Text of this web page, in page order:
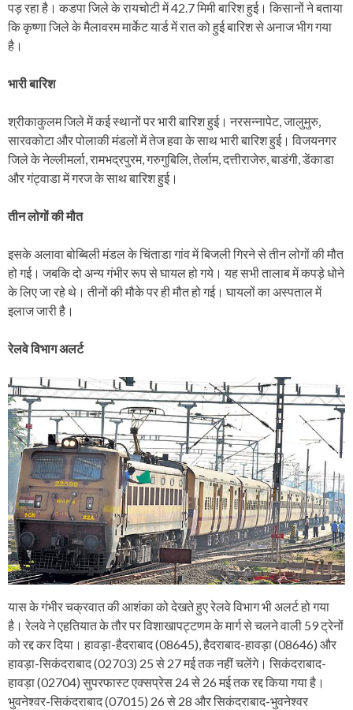
पड़ रहा है। कडपा जिले के रायचोटी में 42.7 मिमी बारिश हुई। किसानों ने बताया
कि कृष्णा जिले के मैलावरम मार्केट यार्ड में रात को हुई बारिश से अनाज भीग गया
है।
भारी बारिश
श्रीकाकुलम जिले में कई स्थानों पर भारी बारिश हुई। नरसन्नापेट, जालुमुरु,
सारवकोटा और पोलाकी मंडलों में तेज हवा के साथ भारी बारिश हुई। विजयनगर
जिले के नेल्लीमर्ला, रामभद्रपुरम, गरुगुबिलि, तेर्लाम, दत्तीराजेरु, बाडंगी, डेंकाडा
और गंट्वाडा में गरज के साथ बारिश हुई।
तीन लोगों की मौत
इसके अलावा बोब्बिली मंडल के चिंताडा गांव में बिजली गिरने से तीन लोगों की मौत
हो गई। जबकि दो अन्य गंभीर रूप से घायल हो गये। यह सभी तालाब में कपड़े धोने
के लिए जा रहे थे। तीनों की मौके पर ही मौत हो गई। घायलों का अस्पताल में
इलाज जारी है।
रेलवे विभाग अलर्ट
यास के गंभीर चक्रवात की आशंका को देखते हुए रेलवे विभाग भी अलर्ट हो गया
है। रेलवे ने एहतियात के तौर पर विशाखापट्टणम के मार्ग से चलने वाली 59 ट्रेनों
को रद्द कर दिया। हावड़ा-हैदराबाद (08645), हैदराबाद-हावड़ा (08646) और
हावड़ा-सिकंदराबाद (02703) 25 से 27 मई तक नहीं चलेंगे। सिकंदराबाद-
हावड़ा (02704) सुपरफास्ट एक्सप्रेस 24 से 26 मई तक रद्द किया गया है।
भुवनेश्वर-सिकंदराबाद (07015) 26 से 28 और सिकंदराबाद-भुवनेश्वर